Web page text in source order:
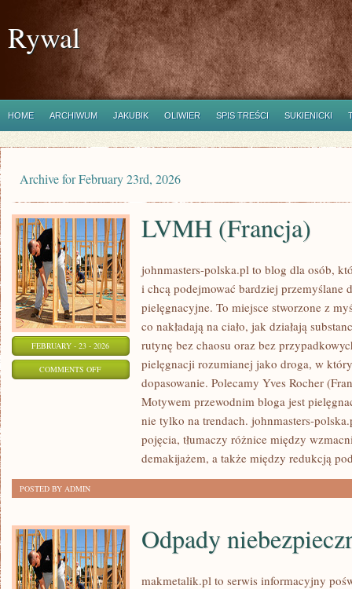
Rywal
HOME ARCHIWUM JAKUBIK OLIWIER SPIS TREŚCI SUKIENICKI
Archive for February 23rd, 2026
FEBRUARY - 23 - 2026
COMMENTS OFFON
LVMH (Francja)
johnmasters-polska.pl to blog dla osób,
i chcą podejmować bardziej przemyślane
pielęgnacyjne. To miejsce stworzone z
co nakładają na ciało, jak działają
rutynę bez chaosu oraz bez
pielęgnacji rozumianej jako droga, w
dopasowanie. Polecamy Yves Rocher
Motywem przewodnim bloga jest
nie tylko na trendach. johnmasters-
pojęcia, tłumaczy różnice między
demakijażem, a także między redukcją
POSTED BY ADMIN
Odpady
makmetalik.pl to serwis informacyjny